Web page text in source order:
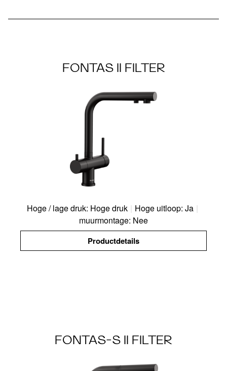
FONTAS II FILTER
Hoge / lage druk: Hoge druk | Hoge uitloop: Ja |
muurmontage: Nee
Productdetails
FONTAS-S II FILTER